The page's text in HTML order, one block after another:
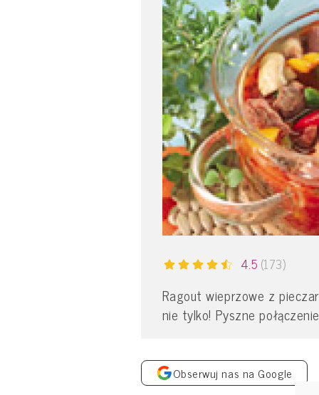
4.5 (173)
Ragout wieprzowe z
nie tylko! Pyszne
Obserwuj nas na Google